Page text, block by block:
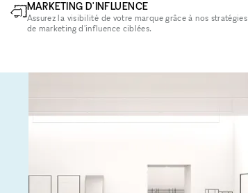
MARKETING D'INFLUENCE
Assurez la visibilité de votre marque grâce à nos stratégies
de marketing d'influence ciblées.